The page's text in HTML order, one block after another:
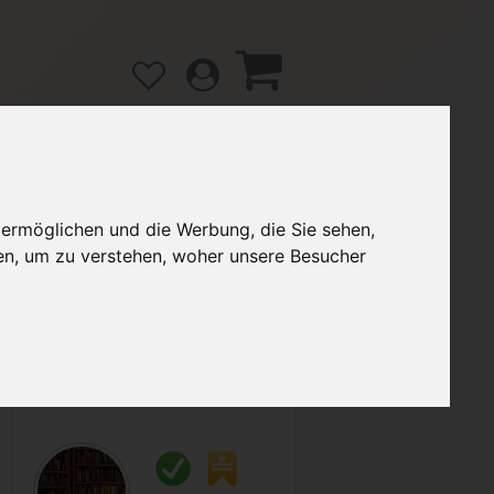
und die Werbung, die Sie sehen,
um zu verstehen, woher unsere Besucher
Hilfe / FAQ